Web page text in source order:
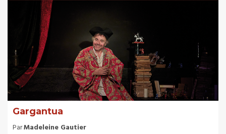
Gargantua
ParMadeleine Gautier